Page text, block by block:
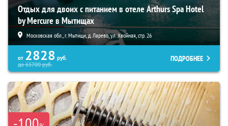
Отдых для двоих с питанием в отеле Arthurs Spa Hotel
by Mercure в Мытищах
Московская обл., г. Мытищи, д. Ларево, ул. Хвойная, стр. 26
от 2828 руб.
до65700руб.
ПОДРОБНЕЕ